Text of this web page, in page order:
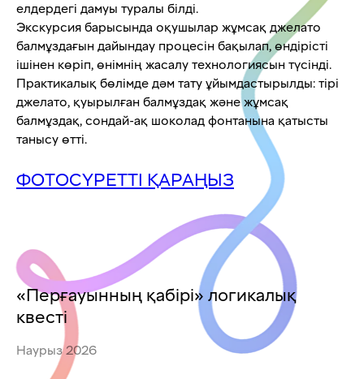
елдердегі дамуы туралы білді.
Экскурсия барысында оқушылар жұмсақ джелато
балмұздағын дайындау процесін бақылап, өндірісті
ішінен көріп, өнімнің жасалу технологиясын түсінді.
Практикалық бөлімде дәм тату ұйымдастырылды: тірі
джелато, қуырылған балмұздақ және жұмсақ
балмұздақ, сондай-ақ шоколад фонтанына қатысты
танысу өтті.
ФОТОСҮРЕТТІ ҚАРАҢЫЗ
«Перғауынның қабірі» логикалық
квесті
Наурыз 2026